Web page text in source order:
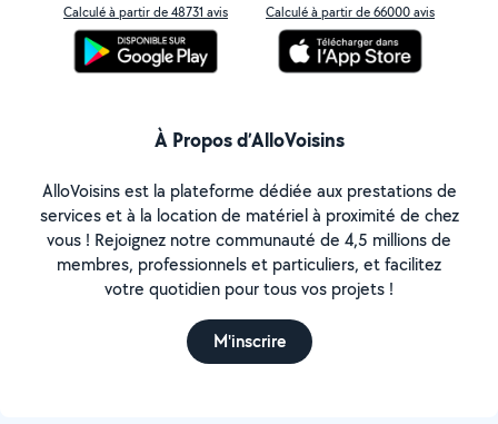
Calculé à partir de 48731 avis Calculé à partir de 66000 avis
À Propos d’AlloVoisins
AlloVoisins est la plateforme dédiée aux prestations de
services et à la location de matériel à proximité de chez
vous ! Rejoignez notre communauté de 4,5 millions de
membres, professionnels et particuliers, et facilitez
votre quotidien pour tous vos projets !
M'inscrire